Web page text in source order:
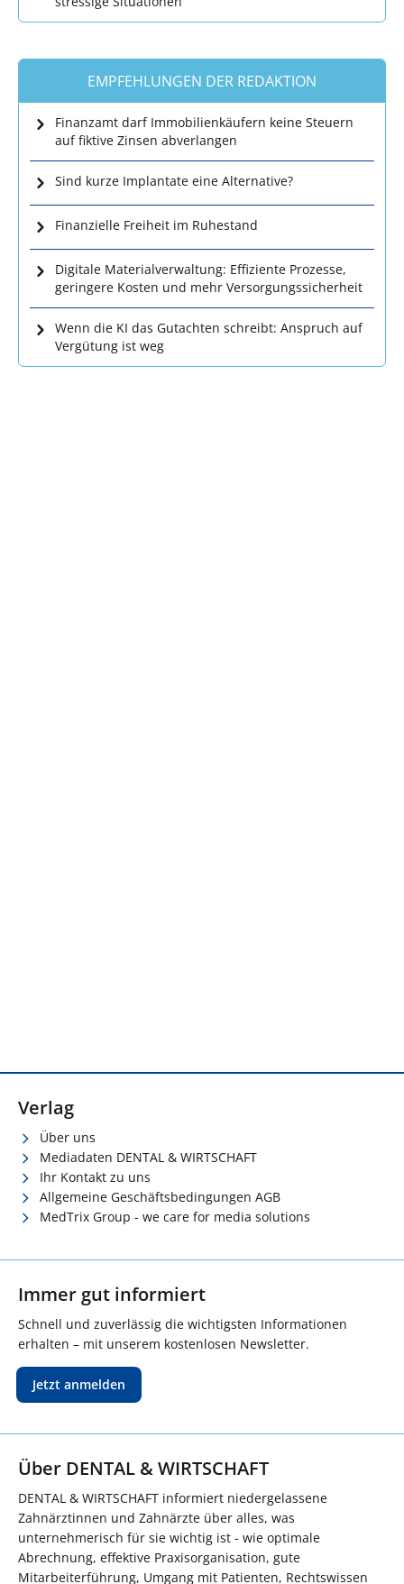
EMPFEHLUNGEN DER REDAKTION
Finanzamt darf Immobilienkäufern keine Steuern
auf fiktive Zinsen abverlangen
Sind kurze Implantate eine Alternative?
Finanzielle Freiheit im Ruhestand
Digitale Materialverwaltung: Effiziente Prozesse,
geringere Kosten und mehr Versorgungssicherheit
Wenn die KI das Gutachten schreibt: Anspruch auf
Vergütung ist weg
Verlag
Über uns
Mediadaten DENTAL & WIRTSCHAFT
Ihr Kontakt zu uns
Allgemeine Geschäftsbedingungen AGB
MedTrix Group - we care for media solutions
Immer gut informiert
Schnell und zuverlässig die wichtigsten Informationen
erhalten – mit unserem kostenlosen Newsletter.
Jetzt anmelden
Über DENTAL & WIRTSCHAFT
DENTAL & WIRTSCHAFT informiert niedergelassene
Zahnärztinnen und Zahnärzte über alles, was
unternehmerisch für sie wichtig ist - wie optimale
Abrechnung, effektive Praxisorganisation, gute
Mitarbeiterführung, Umgang mit Patienten, Rechtswissen